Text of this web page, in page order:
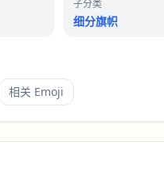
子分类
细分旗帜
相关 Emoji